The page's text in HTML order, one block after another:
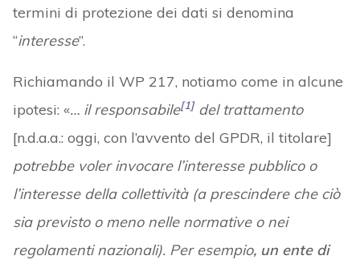
termini di protezione dei dati si denomina
“interesse”.
Richiamando il WP 217, notiamo come in alcune
ipotesi: «… il responsabile[1]del trattamento
[n.d.a.a.: oggi, con l’avvento del GPDR, il titolare]
potrebbe voler invocare l’interesse pubblico o
l’interesse della collettività (a prescindere che ciò
sia previsto o meno nelle normative o nei
regolamenti nazionali). Per esempio, un ente di